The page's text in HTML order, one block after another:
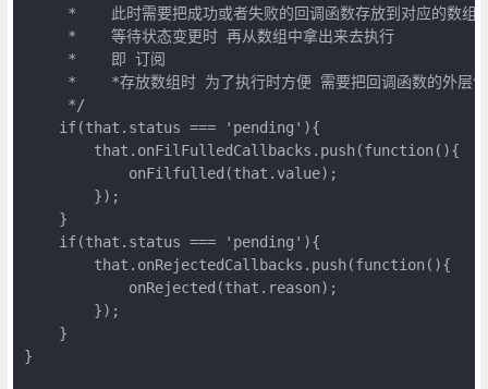
*    此时需要把成功或者失败的回调函数存放到对应的数组
     *    等待状态变更时 再从数组中拿出来去执行
     *    即 订阅
*    *存放数组时 为了执行时方便 需要把回调函数的外层
     */
    if(that.status === 'pending'){
        that.onFilFulledCallbacks.push(function(){
            onFilfulled(that.value);
        });
    }
    if(that.status === 'pending'){
        that.onRejectedCallbacks.push(function(){
            onRejected(that.reason);
        });
    }
}